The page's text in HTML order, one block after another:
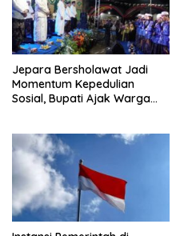
Jepara Bersholawat Jadi
Momentum Kepedulian
Sosial, Bupati Ajak Warga